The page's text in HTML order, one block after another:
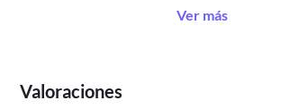
Ver más
Valoraciones